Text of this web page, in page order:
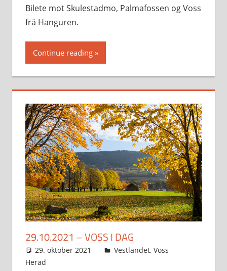
Bilete mot Skulestadmo, Palmafossen og Voss
frå Hanguren.
Continue reading
29.10.2021 – VOSS I DAG
29. oktober 2021 Svein
Vestlandet, Voss
Herad